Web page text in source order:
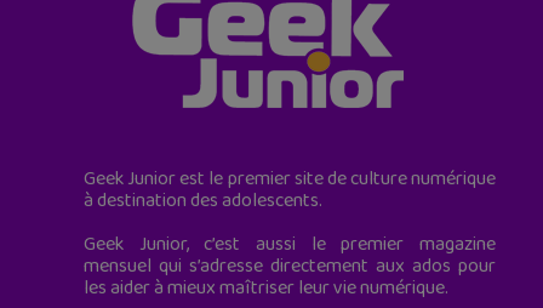
Geek Junior est le premier site de culture numérique
à destination des adolescents.
Geek Junior, c’est aussi le premier magazine
mensuel qui s’adresse directement aux ados pour
les aider à mieux maîtriser leur vie numérique.